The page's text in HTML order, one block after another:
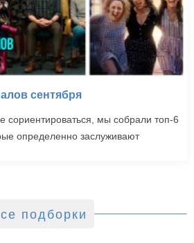
сентября
мы собрали топ-6
определенно заслуживают
подборки